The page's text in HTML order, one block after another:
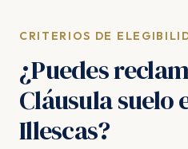
CRITERIOS DE
¿Puedes
Cláusula suelo
Illescas?